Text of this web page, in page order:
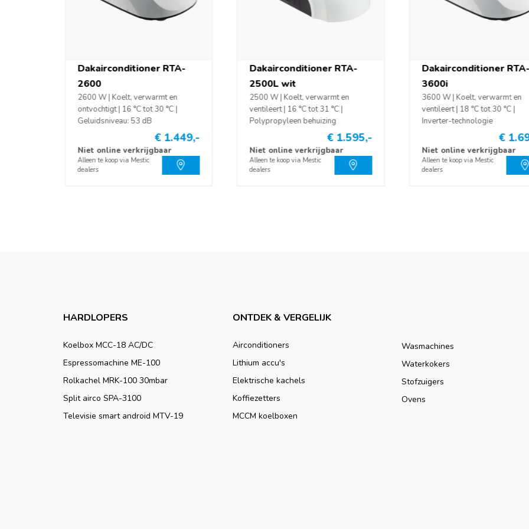
Luchtstroomcapaciteit
Stroomverbruik
(koelen/verwarmen)
5.3 A/4.6 A (230V)
Timer
Filter HEPA filter
Verwarmingsvermogen
Dakairconditioner RTA-
2600
2600 W | Koelt, verwarmt en
ontvochtigt | 16 °C tot 30 °C |
Geluidsniveau: 53 dB
€ 1.449,-
Niet online verkrijgbaar
Alleen te koop via Mestic
dealers
Dakairconditioner RTA-
2500L wit
2500 W | Koelt, verwarmt en
ventileert | 16 °C tot 31 °C |
Polypropyleen behuizing
€ 1.595,-
Niet online verkrijgbaar
Alleen te koop via Mestic
dealers
Dakairconditioner RTA-
3600i
3600 W | Koelt, verwarmt en
ventileert | 18 °C tot 30 °C |
Inverter-technologie
€
Niet online verkrijgbaar
Alleen te koop via Mestic
dealers
HARDLOPERS
Koelbox MCC-18 AC/DC
Espressomachine ME-100
Rolkachel MRK-100 30mbar
Split airco SPA-3100
Televisie smart android MTV-19
ONTDEK & VERGELIJK
Airconditioners
Lithium accu's
Elektrische kachels
Koffiezetters
MCCM koelboxen
Wasmachines
Waterkokers
Stofzuigers
Ovens